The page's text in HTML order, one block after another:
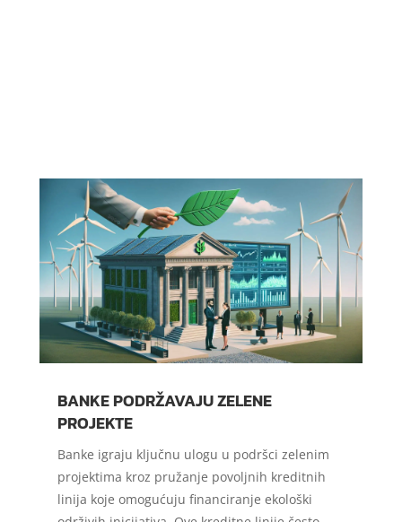
BANKE PODRŽAVAJU ZELENE
PROJEKTE
Banke igraju ključnu ulogu u podršci zelenim
projektima kroz pružanje povoljnih kreditnih
linija koje omogućuju financiranje ekološki